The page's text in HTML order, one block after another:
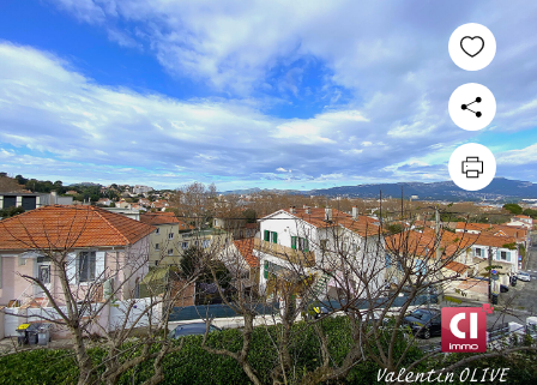
PLUS DE 20 ANS D'EXPÉRIENCE
DANS L'IMMOBILIER.
L'AGENCE CI-IMMO
L'agence
Nos collaborateurs
Devenez mandataires
Mentions légales
Politique de confidentialités